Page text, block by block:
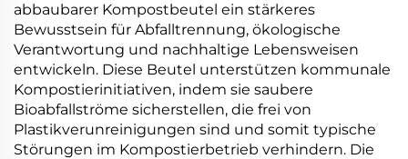
abbaubarer Kompostbeutel ein stärkeres
Bewusstsein für Abfalltrennung, ökologische
Verantwortung und nachhaltige Lebensweisen
entwickeln. Diese Beutel unterstützen kommunale
Kompostierinitiativen, indem sie saubere
Bioabfallströme sicherstellen, die frei von
Plastikverunreinigungen sind und somit typische
Störungen im Kompostierbetrieb verhindern. Die